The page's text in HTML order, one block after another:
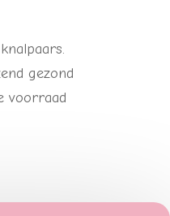
gezond
voorraad